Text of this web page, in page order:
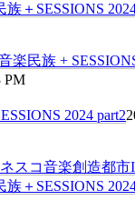
＋SESSIONS
楽民族 +
PM
2024 part2
スコ音楽創造都
＋SESSIONS